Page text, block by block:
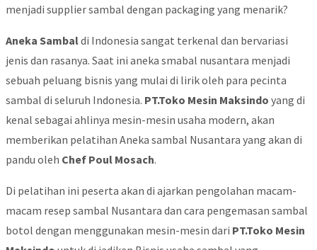
menjadi supplier sambal dengan packaging yang menarik?
Aneka Sambaldi Indonesia sangat terkenal dan bervariasi
jenis dan rasanya. Saat ini aneka smabal nusantara menjadi
sebuah peluang bisnis yang mulai di lirik oleh para pecinta
sambal di seluruh Indonesia. PT.Toko Mesin Maksindo yang di
kenal sebagai ahlinya mesin-mesin usaha modern, akan
memberikan pelatihan Aneka sambal Nusantara yang akan di
pandu oleh Chef Poul Mosach.
Di pelatihan ini peserta akan di ajarkan pengolahan macam-
macam resep sambal Nusantara dan cara pengemasan sambal
botol dengan menggunakan mesin-mesin dari PT.Toko Mesin